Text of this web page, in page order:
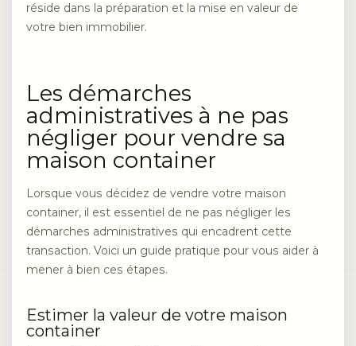
réside dans la préparation et la mise en valeur de
votre bien immobilier.
Les démarches
administratives à ne pas
négliger pour vendre sa
maison container
Lorsque vous décidez de vendre votre maison
container, il est essentiel de ne pas négliger les
démarches administratives qui encadrent cette
transaction. Voici un guide pratique pour vous aider à
mener à bien ces étapes.
Estimer la valeur de votre maison
container